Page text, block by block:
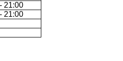
21:00
21:00